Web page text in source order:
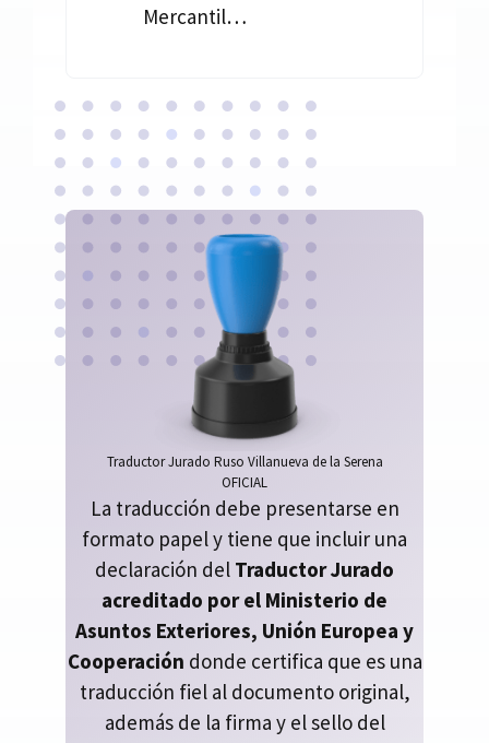
Mercantil…
Traductor Jurado Ruso Villanueva de la Serena
OFICIAL
La traducción debe presentarse en
formato papel y tiene que incluir una
declaración del Traductor Jurado
acreditado por el Ministerio de
Asuntos Exteriores, Unión Europea y
Cooperación donde certifica que es una
traducción fiel al documento original,
además de la firma y el sello del